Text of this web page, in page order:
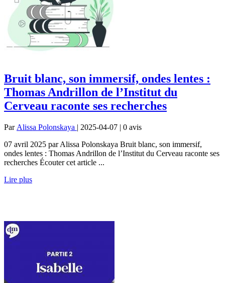
Bruit blanc, son immersif, ondes lentes :
Thomas Andrillon de l’Institut du
Cerveau raconte ses recherches
Par Alissa Polonskaya | 2025-04-07 | 0 avis
07 avril 2025 par Alissa Polonskaya Bruit blanc, son immersif,
ondes lentes : Thomas Andrillon de l’Institut du Cerveau raconte ses
recherches Écouter cet article ...
Lire plus